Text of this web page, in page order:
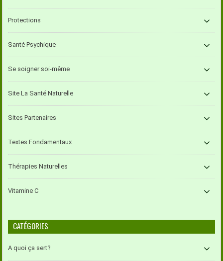
Protections
Santé Psychique
Se soigner soi-même
Site La Santé Naturelle
Sites Partenaires
Textes Fondamentaux
Thérapies Naturelles
Vitamine C
CATÉGORIES
A quoi ça sert?